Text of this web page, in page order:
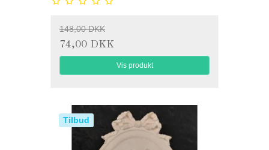
148,00 DKK
74,00 DKK
Vis produkt
Tilbud